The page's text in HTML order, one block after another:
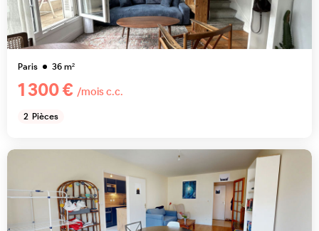
Paris 36m²
1 300 € /mois c.c.
2 Pièces